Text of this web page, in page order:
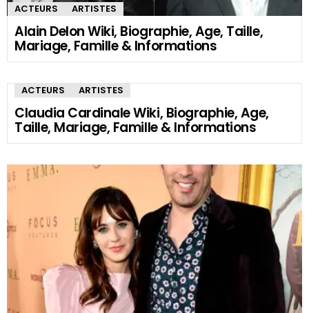
ACTEURS ARTISTES
Alain Delon Wiki, Biographie, Age, Taille,
Mariage, Famille & Informations
ACTEURS ARTISTES
Claudia Cardinale Wiki, Biographie, Age,
Taille, Mariage, Famille & Informations